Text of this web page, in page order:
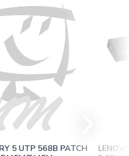
5 UTP 568B PATCH